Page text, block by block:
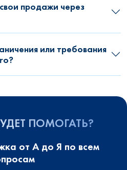
продажи через
или требования
ПОМОГАТЬ?
от А до Я по всем